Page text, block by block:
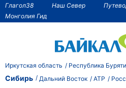
Глагол38 Наш Север
Монголия Гид
Иркутская область Республика
Сибирь Дальний Восток АТР